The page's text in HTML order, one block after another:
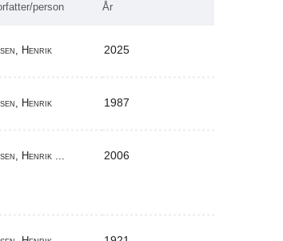
person År
Henrik 2025
Henrik 1987
Henrik ... 2006